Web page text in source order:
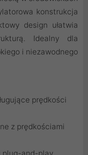
konstrukcja
design ułatwia
Idealny dla
i niezawodnego
prędkości
z prędkościami